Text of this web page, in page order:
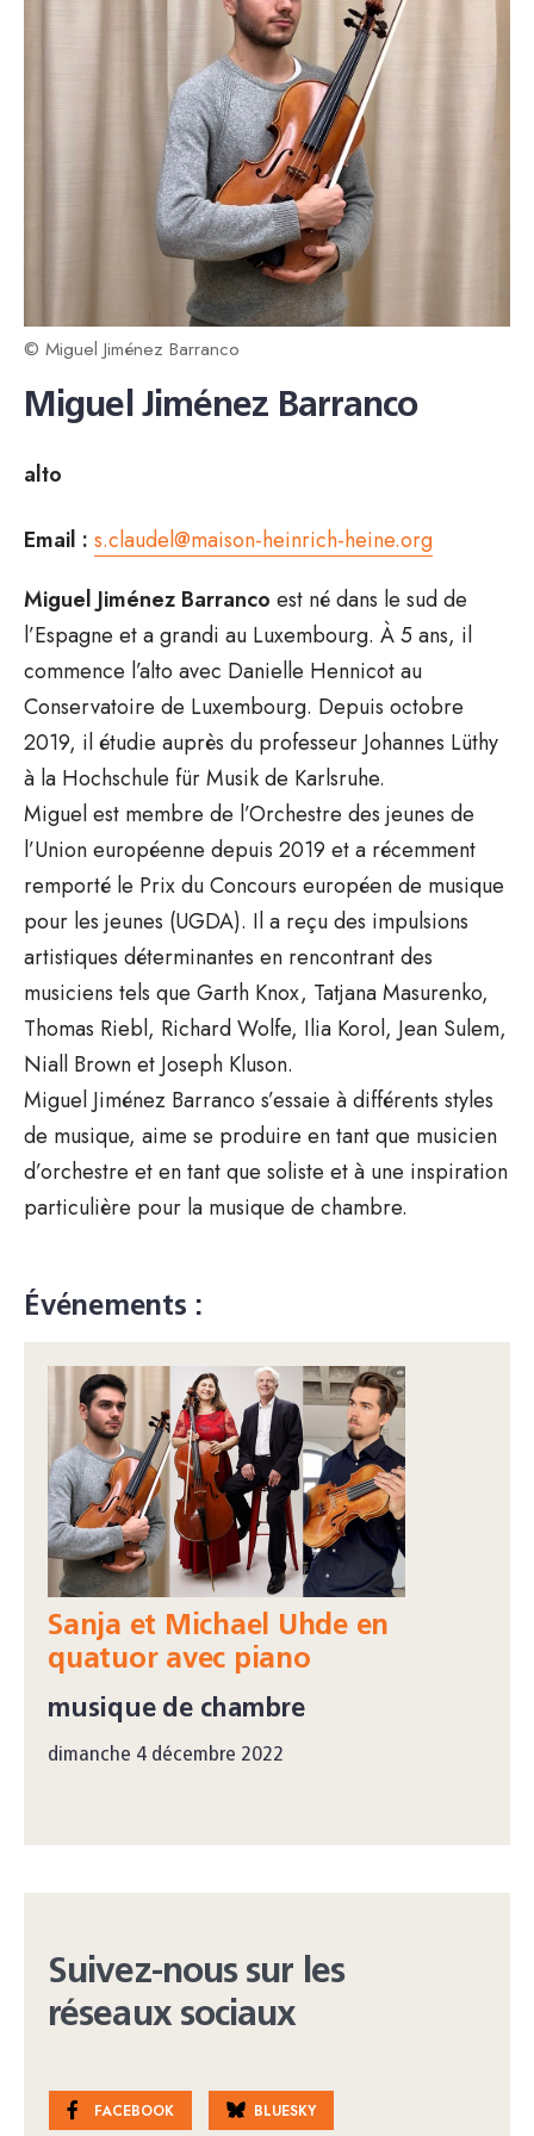
© Miguel Jiménez Barranco
Miguel Jiménez Barranco
alto
Email : s.claudel@maison-heinrich-heine.org
Miguel Jiménez Barranco est né dans le sud de
l’Espagne et a grandi au Luxembourg. À 5 ans, il
commence l’alto avec Danielle Hennicot au
Conservatoire de Luxembourg. Depuis octobre
2019, il étudie auprès du professeur Johannes Lüthy
à la Hochschule für Musik de Karlsruhe.
Miguel est membre de l’Orchestre des jeunes de
l’Union européenne depuis 2019 et a récemment
remporté le Prix du Concours européen de musique
pour les jeunes (UGDA). Il a reçu des impulsions
artistiques déterminantes en rencontrant des
musiciens tels que Garth Knox, Tatjana Masurenko,
Thomas Riebl, Richard Wolfe, Ilia Korol, Jean Sulem,
Niall Brown et Joseph Kluson.
Miguel Jiménez Barranco s’essaie à différents styles
de musique, aime se produire en tant que musicien
d’orchestre et en tant que soliste et à une inspiration
particulière pour la musique de chambre.
Événements :
Sanja et Michael Uhde en
quatuor avec piano
musique de chambre
dimanche 4 décembre 2022
Suivez-nous sur les
réseaux sociaux
FACEBOOK BLUESKY